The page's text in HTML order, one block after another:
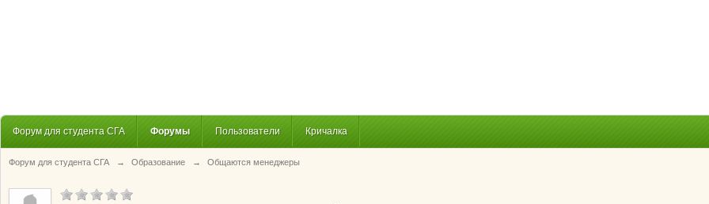
Форум для студента СГА Форумы Пользователи Кричалка
Форум для студента СГА → Образование → Общаются менеджеры